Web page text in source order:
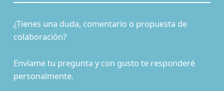
¿Tienes una duda, comentario o propuesta de
colaboración?
Envíame tu pregunta y con gusto te responderé
personalmente.